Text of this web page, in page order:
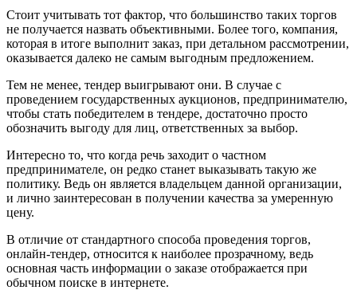
Стоит учитывать тот фактор, что большинство таких торгов
не получается назвать объективными. Более того, компания,
которая в итоге выполнит заказ, при детальном рассмотрении,
оказывается далеко не самым выгодным предложением.
Тем не менее, тендер выигрывают они. В случае с
проведением государственных аукционов, предпринимателю,
чтобы стать победителем в тендере, достаточно просто
обозначить выгоду для лиц, ответственных за выбор.
Интересно то, что когда речь заходит о частном
предпринимателе, он редко станет выказывать такую же
политику. Ведь он является владельцем данной организации,
и лично заинтересован в получении качества за умеренную
цену.
В отличие от стандартного способа проведения торгов,
онлайн-тендер, относится к наиболее прозрачному, ведь
основная часть информации о заказе отображается при
обычном поиске в интернете.